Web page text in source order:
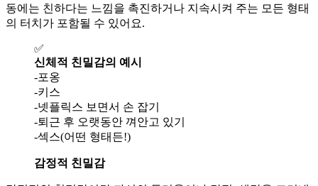
동에는 친하다는 느낌을 촉진하거나 지속시켜 주는 모든 형태
의 터치가 포함될 수 있어요.
✅
신체적 친밀감의 예시
-포옹
-키스
-넷플릭스 보면서 손 잡기
-퇴근 후 오랫동안 껴안고 있기
-섹스(어떤 형태든!)
감정적 친밀감